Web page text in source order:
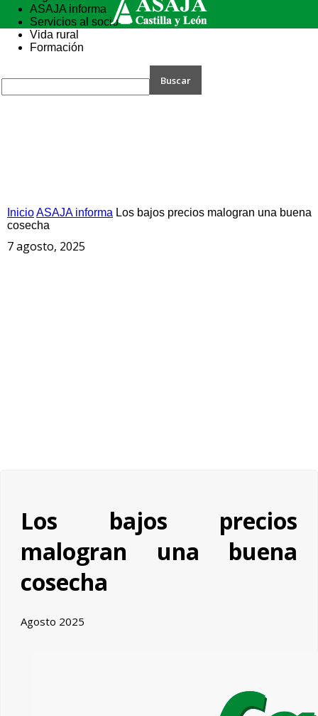
ASAJA informa
Servicios al socio
Vida rural
Formación
InicioASAJA informa Los bajos precios malogran una buena
cosecha
7 agosto, 2025
Los bajos precios
malogran una buena
cosecha
Agosto 2025